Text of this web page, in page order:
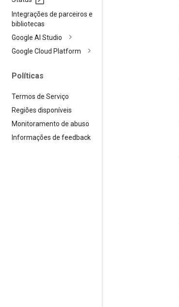
Integrações de parceiros e
bibliotecas
Google AI Studio
Google Cloud Platform
Políticas
Termos de Serviço
Regiões disponíveis
Monitoramento de abuso
Informações de feedback